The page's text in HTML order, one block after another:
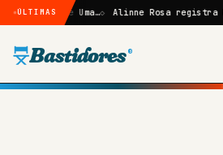
ÚLTIMAS
de Uma… Alinne Rosa registra
Bastidores ®